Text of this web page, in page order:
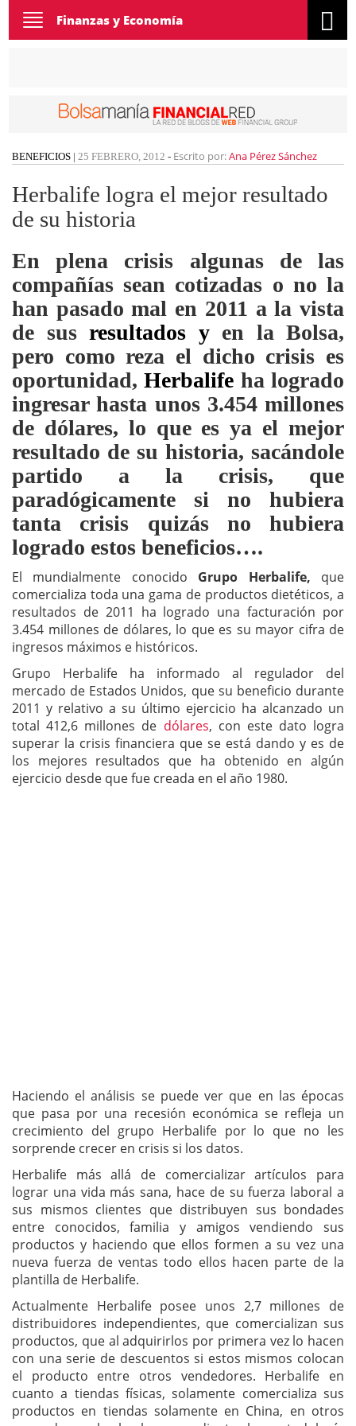
Toggle
navigation
Finanzas y Economía
BENEFICIOS | 25 FEBRERO, 2012 - Escrito por:Ana Pérez Sánchez
Herbalife logra el mejor resultado
de su historia
En plena crisis algunas de las
compañías sean cotizadas o no la
han pasado mal en 2011 a la vista
de sus resultados yen la Bolsa,
pero como reza el dicho crisis es
oportunidad,Herbalife ha logrado
ingresar hasta unos 3.454 millones
de dólares, lo que es ya el mejor
resultado de su historia, sacándole
partido a la crisis, que
paradógicamente si no hubiera
tanta crisis quizás no hubiera
logrado estos beneficios….
El mundialmente conocido Grupo Herbalife, que
comercializa toda una gama de productos dietéticos, a
resultados de 2011 ha logrado una facturación por
3.454 millones de dólares, lo que es su mayor cifra de
ingresos máximos e históricos.
Grupo Herbalife ha informado al regulador del
mercado de Estados Unidos, que su beneficio durante
2011 y relativo a su último ejercicio ha alcanzado un
total 412,6 millones de dólares, con este dato logra
superar la crisis financiera que se está dando y es de
los mejores resultados que ha obtenido en algún
ejercicio desde que fue creada en el año 1980.
Haciendo el análisis se puede ver que en las épocas
que pasa por una recesión económica se refleja un
crecimiento del grupo Herbalife por lo que no les
sorprende crecer en crisis si los datos.
Herbalife más allá de comercializar artículos para
lograr una vida más sana, hace de su fuerza laboral a
sus mismos clientes que distribuyen sus bondades
entre conocidos, familia y amigos vendiendo sus
productos y haciendo que ellos formen a su vez una
nueva fuerza de ventas todo ellos hacen parte de la
plantilla de Herbalife.
Actualmente Herbalife posee unos 2,7 millones de
distribuidores independientes, que comercializan sus
productos, que al adquirirlos por primera vez lo hacen
con una serie de descuentos si estos mismos colocan
el producto entre otros vendedores. Herbalife en
cuanto a tiendas físicas, solamente comercializa sus
productos en tiendas solamente en China, en otros